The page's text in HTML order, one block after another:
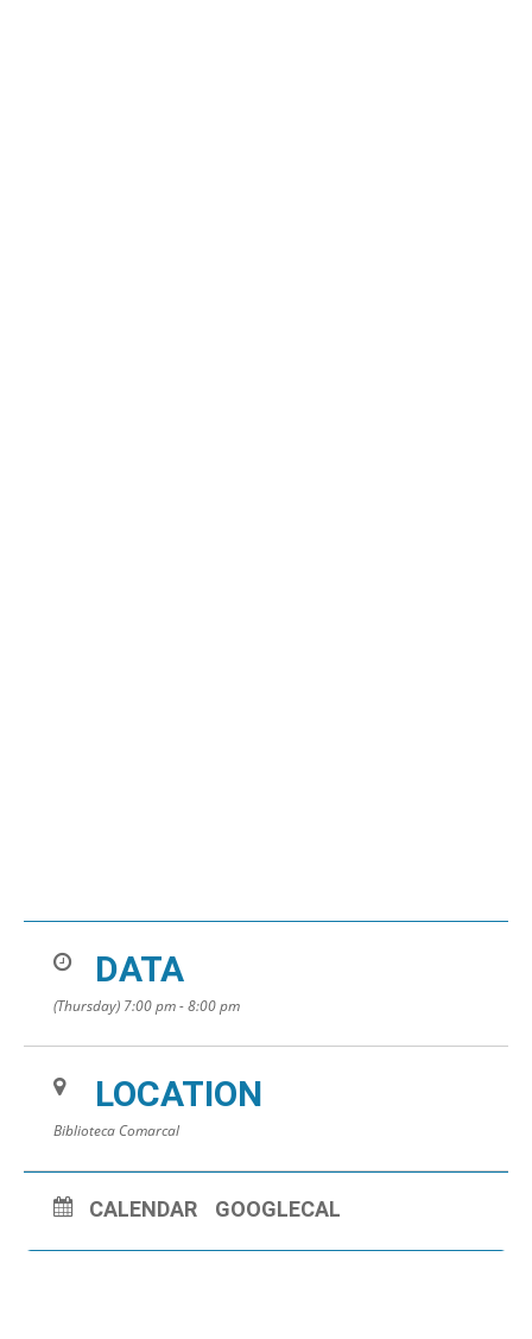
DATA
(Thursday) 7:00 pm - 8:00 pm
LOCATION
Biblioteca Comarcal
CALENDAR GOOGLECAL